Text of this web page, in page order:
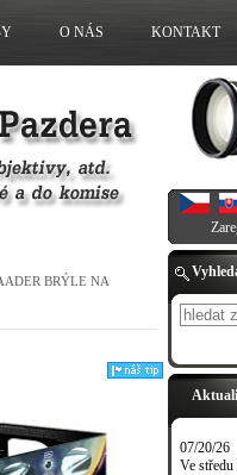
BRÝLE NA
07/20/26
Ve
O NÁS KONTAKT